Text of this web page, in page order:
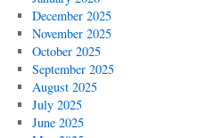
December 2025
November 2025
October 2025
September 2025
August 2025
July 2025
June 2025